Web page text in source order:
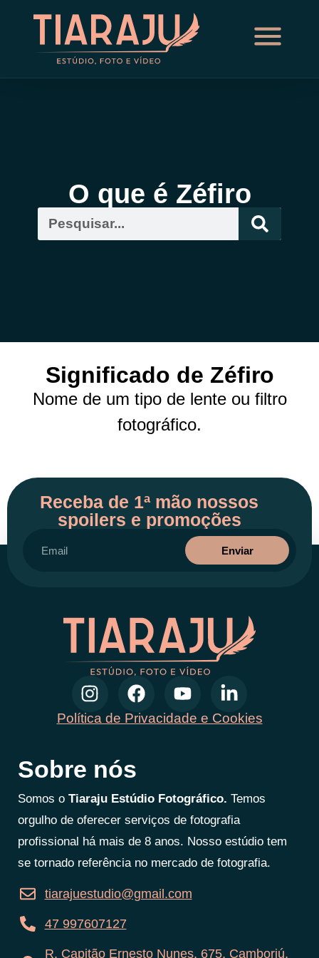
O que é Zéfiro
Significado de Zéfiro
Nome de um tipo de lente ou filtro
fotográfico.
Receba de 1ª mão nossos
spoilers e promoções
Enviar
Política de Privacidade e Cookies
Sobre nós
Somos o Tiaraju Estúdio Fotográfico. Temos
orgulho de oferecer serviços de fotografia
profissional há mais de 8 anos. Nosso estúdio tem
se tornado referência no mercado de fotografia.
tiarajuestudio@gmail.com
47 997607127
R. Capitão Ernesto Nunes, 675, Camboriú,